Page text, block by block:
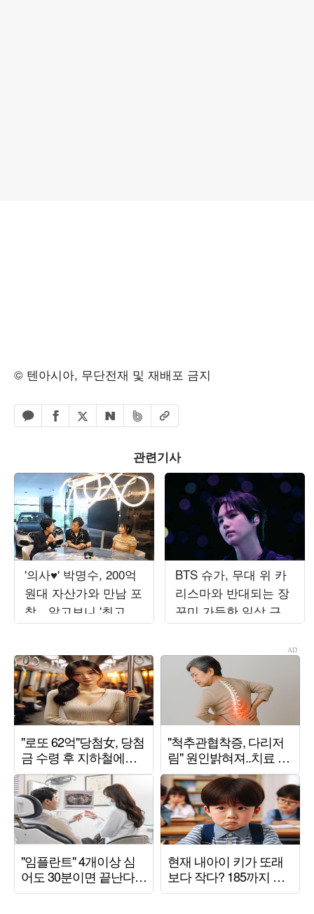
© 텐아시아, 무단전재 및 재배포 금지
카카오톡 공유하기
페이스북 공유하기
엑스 공유하기
네이버 공유하기
밴드 공유하기
URL복사
관련기사
'의사♥' 박명수, 200억
원대 자산가와 만남 포
착…알고보니 '최고급
수입차 판매왕' ('사당
BTS 슈가, 무대 위 카
리스마와 반대되는 장
꾸미 가득한 일상 근황
공개